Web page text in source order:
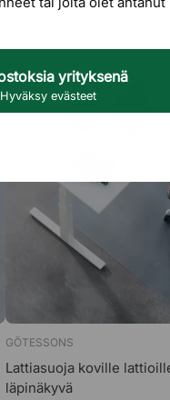
yrityksenä
Hyväksy evästeet
lukita mihin
selkänojassa ja
15 % polyamidia).
syvyys ja kulma.
GÖTESSONS
Lattiasuoja koville
läpinäkyvä